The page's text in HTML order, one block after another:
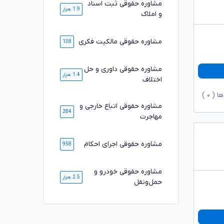
( ۰
مشاوره حقوقی ثبت اسناد
و املاک
1.9 هزار
مشاوره حقوقی مالکیت فکری 138
مشاوره حقوقی داوری و حل
اختلاف
1.4 هزار
مشاوره حقوقی اتباع خارجی و
مهاجرت
284
مشاوره حقوقی اجرای احکام 958
مشاوره حقوقی خودرو و
حمل‌ونقل
2.5 هزار